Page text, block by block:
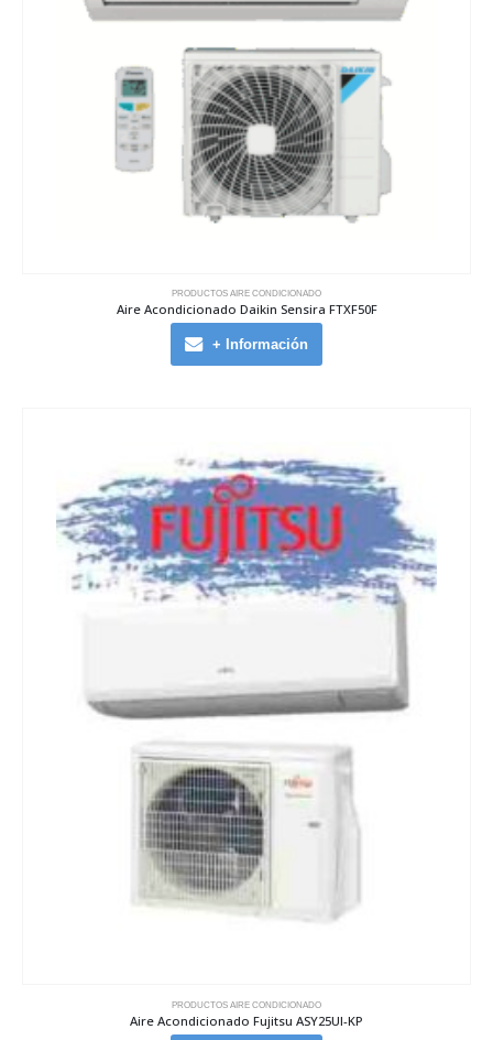
PRODUCTOS AIRE CONDICIONADO
Aire Acondicionado Daikin Sensira FTXF50F
+ Información
PRODUCTOS AIRE CONDICIONADO
Aire Acondicionado Fujitsu ASY25UI-KP